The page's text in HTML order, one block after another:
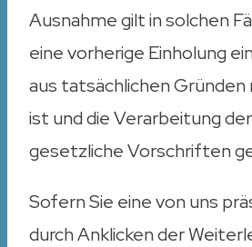
Ausnahme gilt in solchen
eine vorherige Einholung
aus tatsächlichen Gründen
ist und die Verarbeitung
gesetzliche Vorschriften
Sofern Sie eine von uns
durch Anklicken der